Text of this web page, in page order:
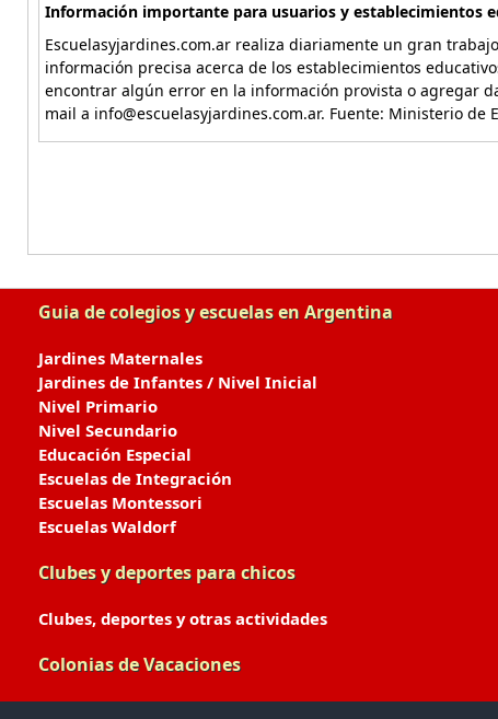
Información importante para usuarios y establecimientos
Escuelasyjardines.com.ar realiza diariamente un gran
información precisa acerca de los establecimientos
encontrar algún error en la información provista o agregar
mail a info@escuelasyjardines.com.ar. Fuente: Ministerio de
Guia de colegios y escuelas en Argentina
Jardines Maternales
Jardines de Infantes / Nivel Inicial
Nivel Primario
Nivel Secundario
Educación Especial
Escuelas de Integración
Escuelas Montessori
Escuelas Waldorf
Clubes y deportes para chicos
Clubes, deportes y otras actividades
Colonias de Vacaciones